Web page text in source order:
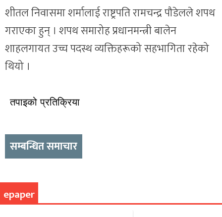
शीतल निवासमा शर्मालाई राष्ट्रपति रामचन्द्र पौडेलले शपथ
गराएका हुन् । शपथ समारोह प्रधानमन्त्री बालेन
शाहलगायत उच्च पदस्थ व्यक्तिहरूको सहभागिता रहेको
थियो ।
तपाइको प्रतिक्रिया
सम्बन्धित समाचार
epaper